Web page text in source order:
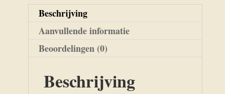
Beschrijving
Aanvullende informatie
Beoordelingen (0)
Beschrijving